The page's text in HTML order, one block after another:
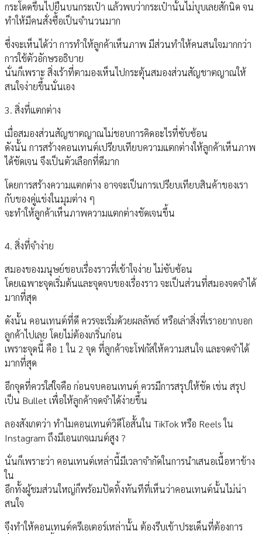
กระโดดขึ้นไปยืนบนกระเป๋า แล้วพบว่ากระเป๋านั้นไม่บุบเลยสักนิด จน
ทำให้มีคนสั่งซื้อเป็นจำนวนมาก
ซึ่งจะเห็นได้ว่า การทำให้ลูกค้าเห็นภาพ มีส่วนทำให้คนสนใจมากกว่า
การใช้ตัวอักษรอธิบาย
นั่นก็เพราะ สิ่งเร้าที่ตามองเห็นไปกระตุ้นสมองส่วนสัญชาตญาณให้
สนใจง่ายขึ้นนั่นเอง
3. สิ่งที่แตกต่าง
เมื่อสมองส่วนสัญชาตญาณไม่ชอบการคิดอะไรที่ซับซ้อน
ดังนั้น การสร้างคอนเทนต์เปรียบเทียบความแตกต่างให้ลูกค้าเห็นภาพ
ได้ชัดเจน จึงเป็นตัวเลือกที่ดีมาก
โดยการสร้างความแตกต่าง อาจจะเป็นการเปรียบเทียบสินค้าของเรา
กับของคู่แข่งในมุมต่าง ๆ
จะทำให้ลูกค้าเห็นภาพความแตกต่างชัดเจนขึ้น
4. สิ่งที่จำง่าย
สมองของมนุษย์ชอบเรื่องราวที่เข้าใจง่าย ไม่ซับซ้อน
โดยเฉพาะจุดเริ่มต้นและจุดจบของเรื่องราว จะเป็นส่วนที่สมองจดจำได้
มากที่สุด
ดังนั้น คอนเทนต์ที่ดี ควรจะเริ่มด้วยผลลัพธ์ หรือเล่าสิ่งที่เราอยากบอก
ลูกค้าไปเลย โดยไม่ต้องเกริ่นก่อน
เพราะจุดนี้ คือ 1 ใน 2 จุด ที่ลูกค้าจะโฟกัสให้ความสนใจ และจดจำได้
มากที่สุด
อีกจุดที่ควรใส่ใจคือ ก่อนจบคอนเทนต์ ควรมีการสรุปให้ชัด เช่น สรุป
เป็น Bullet เพื่อให้ลูกค้าจดจำได้ง่ายขึ้น
ลองสังเกตว่า ทำไมคอนเทนต์วิดีโอสั้นใน TikTok หรือ Reels ใน
Instagram ถึงมีเอนเกจเมนต์สูง ?
นั่นก็เพราะว่า คอนเทนต์เหล่านี้มีเวลาจำกัดในการนำเสนอเนื้อหาข้าง
ใน
อีกทั้งผู้ชมส่วนใหญ่ก็พร้อมปัดทิ้งทันทีที่เห็นว่าคอนเทนต์นั้นไม่น่า
สนใจ
จึงทำให้คอนเทนต์ครีเอเตอร์เหล่านั้น ต้องรีบเข้าประเด็นที่ต้องการ